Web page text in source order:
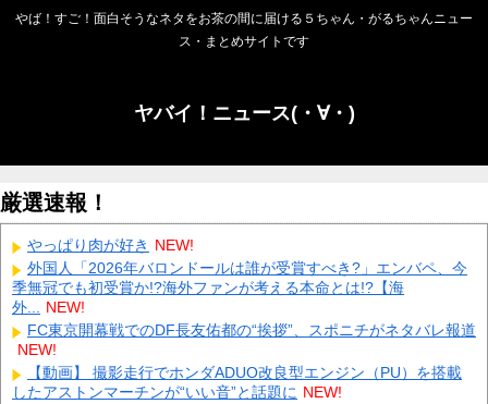
やば！すご！面白そうなネタをお茶の間に届ける５ちゃん・がるちゃんニュー
ス・まとめサイトです
ヤバイ！ニュース(・∀・)
厳選速報！
やっぱり肉が好き NEW!
外国人「2026年バロンドールは誰が受賞すべき?」エンバペ、今
季無冠でも初受賞か!?海外ファンが考える本命とは!?【海
外... NEW!
FC東京開幕戦でのDF長友佑都の“挨拶”、スポニチがネタバレ報道
NEW!
【動画】 撮影走行でホンダADUO改良型エンジン（PU）を搭載
したアストンマーチンが“いい音”と話題に NEW!